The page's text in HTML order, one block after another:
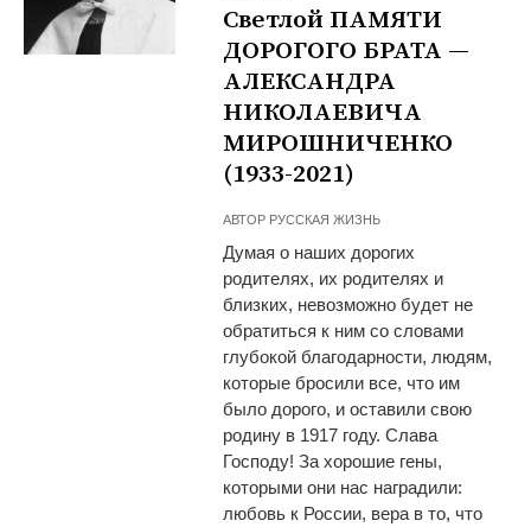
Светлой ПАМЯТИ
ДОРОГОГО БРАТА —
АЛЕКСАНДРА
НИКОЛАЕВИЧА
МИРОШНИЧЕНКО
(1933-2021)
АВТОР РУССКАЯ ЖИЗНЬ
Думая о наших дорогих
родителях, их родителях и
близких, невозможно будет не
обратиться к ним со словами
глубокой благодарности, людям,
которые бросили все, что им
было дорого, и оставили свою
родину в 1917 году. Слава
Господу! За хорошие гены,
которыми они нас наградили:
любовь к России, вера в то, что